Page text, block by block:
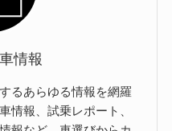
情報
るあらゆる情報を網羅
情報、試乗レポート、